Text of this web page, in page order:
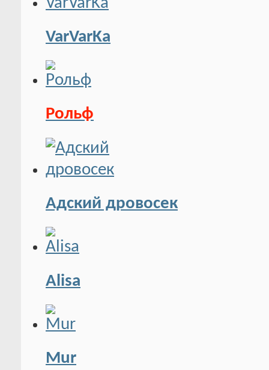
VarVarKa
Рольф
Адский дровосек
Alisa
Mur